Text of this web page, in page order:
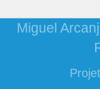
Miguel